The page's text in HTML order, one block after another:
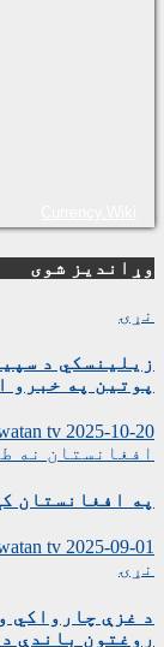
وړاندیز شوی
نړۍ
زیلینسکي د
پوتین په خبرو
2025-10-20
tv
افغانستان نه
په افغانستان
2025-09-01
tv
نړۍ
د غزې چارواکي